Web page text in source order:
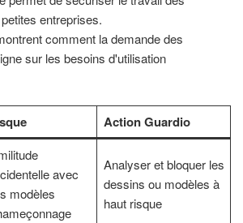
entreprises.
comment la demande des
sur les besoins d'utilisation
Action Guardio
avec
modèles
Analyser et bloquer les
dessins ou modèles à
haut risque